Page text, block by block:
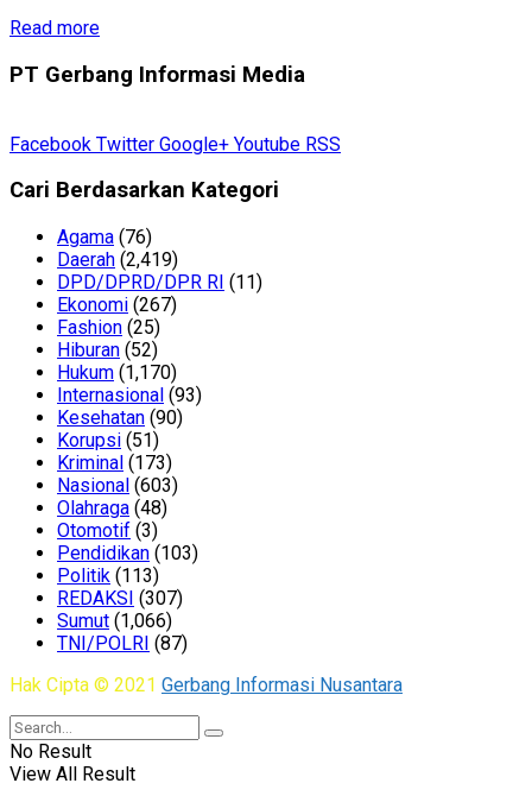
Read more
PT Gerbang Informasi Media
Facebook Twitter Google+ Youtube RSS
Cari Berdasarkan Kategori
Agama (76)
Daerah (2,419)
DPD/DPRD/DPR RI (11)
Ekonomi (267)
Fashion (25)
Hiburan (52)
Hukum (1,170)
Internasional (93)
Kesehatan (90)
Korupsi (51)
Kriminal (173)
Nasional (603)
Olahraga (48)
Otomotif (3)
Pendidikan (103)
Politik (113)
REDAKSI (307)
Sumut (1,066)
TNI/POLRI (87)
Hak Cipta © 2021 Gerbang Informasi Nusantara
No Result
View All Result